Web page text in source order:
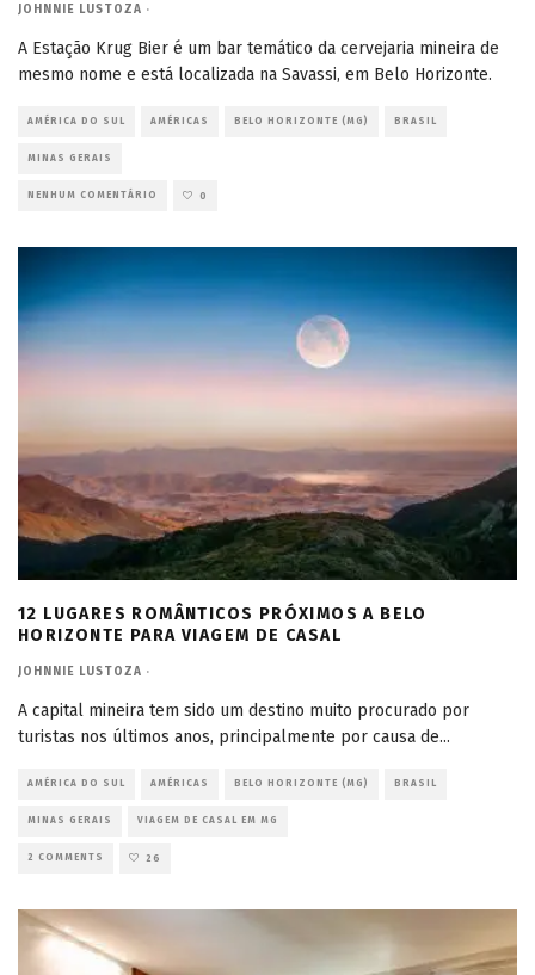
JOHNNIE LUSTOZA ·
A Estação Krug Bier é um bar temático da cervejaria mineira de
mesmo nome e está localizada na Savassi, em Belo Horizonte.
AMÉRICA DO SUL AMÉRICAS BELO HORIZONTE (MG) BRASIL
MINAS GERAIS
NENHUM COMENTÁRIO 0
12 LUGARES ROMÂNTICOS PRÓXIMOS A BELO
HORIZONTE PARA VIAGEM DE CASAL
JOHNNIE LUSTOZA ·
A capital mineira tem sido um destino muito procurado por
turistas nos últimos anos, principalmente por causa de...
AMÉRICA DO SUL AMÉRICAS BELO HORIZONTE (MG) BRASIL
MINAS GERAIS VIAGEM DE CASAL EM MG
2 COMMENTS 26